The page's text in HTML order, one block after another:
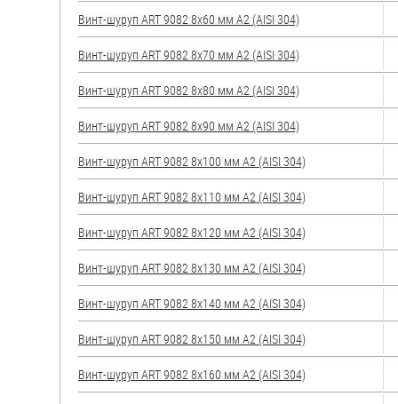
Пробки
Саморезы и шурупы
Стопорные кольца
Такелаж
Хомуты
Шайбы
Шпильки
Шплинты
Штифты и пальцы
Винт-шуруп ART 9082 8х60 мм А2 (AISI 304)
Винт-шуруп ART 9082 8х70 мм А2 (AISI 304)
Винт-шуруп ART 9082 8х80 мм А2 (AISI 304)
Винт-шуруп ART 9082 8х90 мм А2 (AISI 304)
Винт-шуруп ART 9082 8х100 мм А2 (AISI 304)
Винт-шуруп ART 9082 8х110 мм А2 (AISI 304)
Винт-шуруп ART 9082 8х120 мм А2 (AISI 304)
Винт-шуруп ART 9082 8х130 мм А2 (AISI 304)
Винт-шуруп ART 9082 8х140 мм А2 (AISI 304)
Винт-шуруп ART 9082 8х150 мм А2 (AISI 304)
Винт-шуруп ART 9082 8х160 мм А2 (AISI 304)